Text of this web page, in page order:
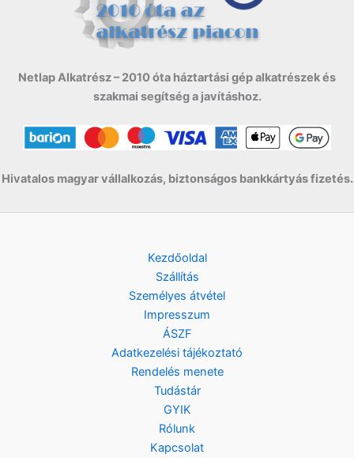
Netlap Alkatrész – 2010 óta háztartási gép alkatrészek és
szakmai segítség a javításhoz.
Hivatalos magyar vállalkozás, biztonságos bankkártyás fizetés.
Kezdőoldal
Szállítás
Személyes átvétel
Impresszum
ÁSZF
Adatkezelési tájékoztató
Rendelés menete
Tudástár
GYIK
Rólunk
Kapcsolat